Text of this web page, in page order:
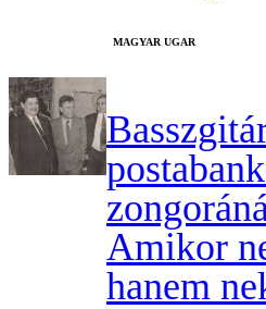
MAGYAR UGAR
Amikor
hanem